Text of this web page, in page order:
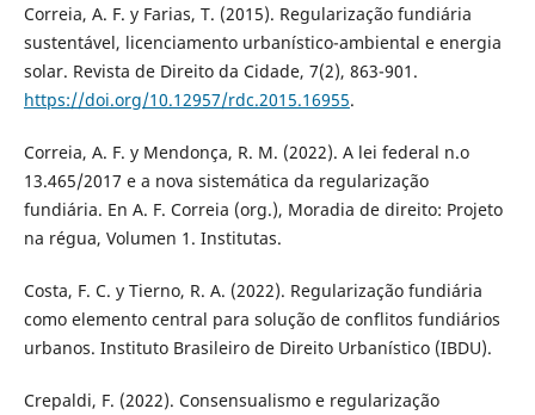
Correia, A. F. y Farias, T. (2015). Regularização fundiária
sustentável, licenciamento urbanístico-ambiental e energia
solar. Revista de Direito da Cidade, 7(2), 863-901.
https://doi.org/10.12957/rdc.2015.16955.
Correia, A. F. y Mendonça, R. M. (2022). A lei federal n.o
13.465/2017 e a nova sistemática da regularização
fundiária. En A. F. Correia (org.), Moradia de direito: Projeto
na régua, Volumen 1. Institutas.
Costa, F. C. y Tierno, R. A. (2022). Regularização fundiária
como elemento central para solução de conflitos fundiários
urbanos. Instituto Brasileiro de Direito Urbanístico (IBDU).
Crepaldi, F. (2022). Consensualismo e regularização